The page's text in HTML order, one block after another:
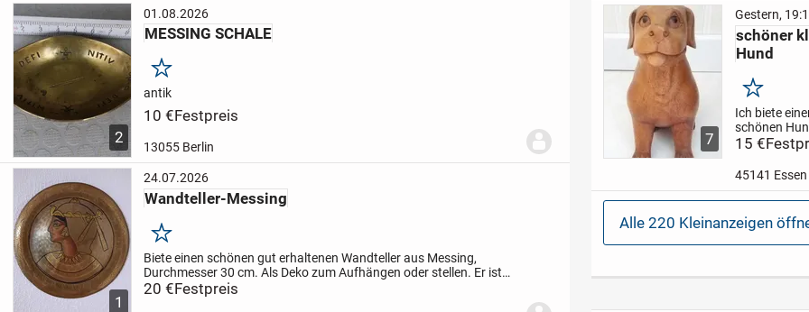
2
01.08.2026
MESSING SCHALE
Merken
antik
10 €Festpreis
13055 Berlin
1
24.07.2026
Wandteller-Messing
Merken
Biete einen schönen gut erhaltenen Wandteller aus Messing,
Durchmesser 30 cm. Als Deko zumAufhängen oder stellen. Er ist
aus einem Tierfreien-Nichtraucherhaushalt, kann auch gegen
versand...
20 €Festpreis
Tierfreier
Haushalt,
kein...
7
Gestern,
schöner
Hund
Merken
Ich biete
schönen
an, ca. 18 cm
Nichtraucher
Umtausch,
möglich
15 €
45141 Essen
Alle 220 Kleinanzeigen